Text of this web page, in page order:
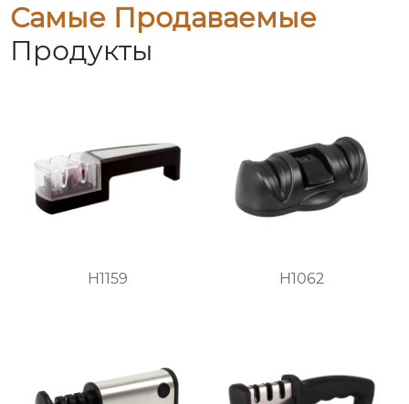
Самые Продаваемые
Продукты
H1159 H1062